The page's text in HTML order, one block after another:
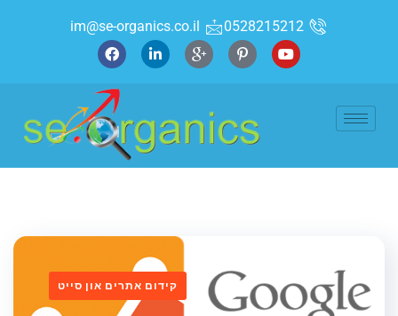
0528215212
im@se-organics.co.il
קידום אתרים און סייט